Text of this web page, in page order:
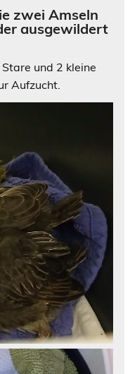
zwei Amseln
ausgewildert
und 2 kleine
Aufzucht.